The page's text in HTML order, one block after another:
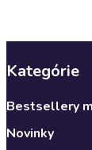
Kategórie
Bestsellery
Novinky